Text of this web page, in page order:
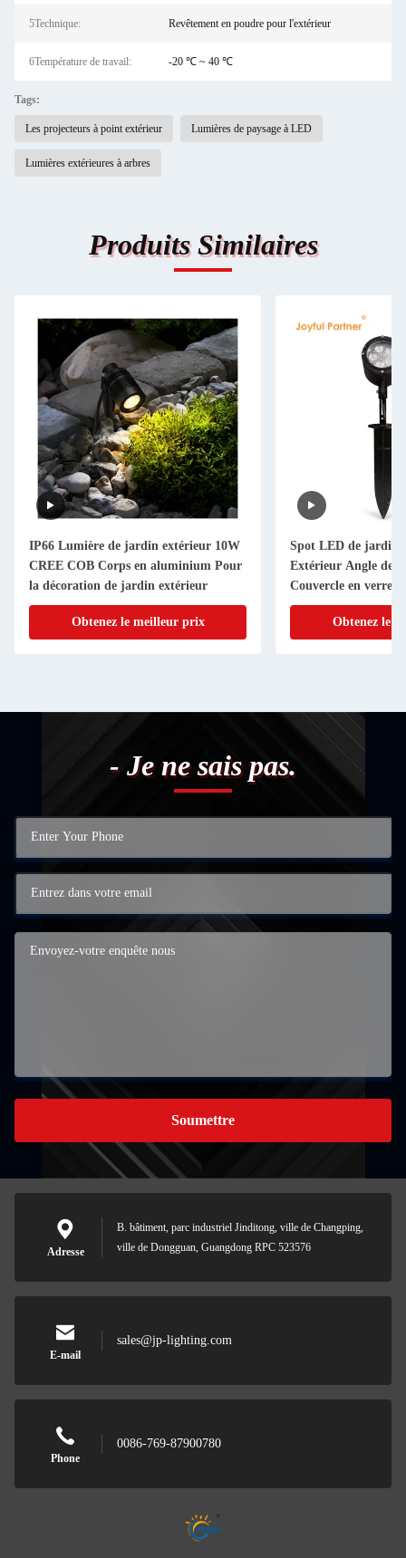
5Technique: Revêtement en poudre pour l'extérieur
6Température de travail: -20 ℃ ~ 40 ℃
Tags:
Les projecteurs à point extérieur Lumières de paysage à LED
Lumières extérieures à arbres
Produits Similaires
IP66 Lumière de jardin extérieur 10W
CREE COB Corps en aluminium Pour
la décoration de jardin extérieur
Obtenez le meilleur prix
Spot LED de jardin
Extérieur Angle de
Couvercle en verre
Obtenez le
- Je ne sais pas.
Soumettre
Adresse
B. bâtiment, parc industriel Jinditong, ville de Changping,
ville de Dongguan, Guangdong RPC 523576
E-mail
sales@jp-lighting.com
Phone
0086-769-87900780